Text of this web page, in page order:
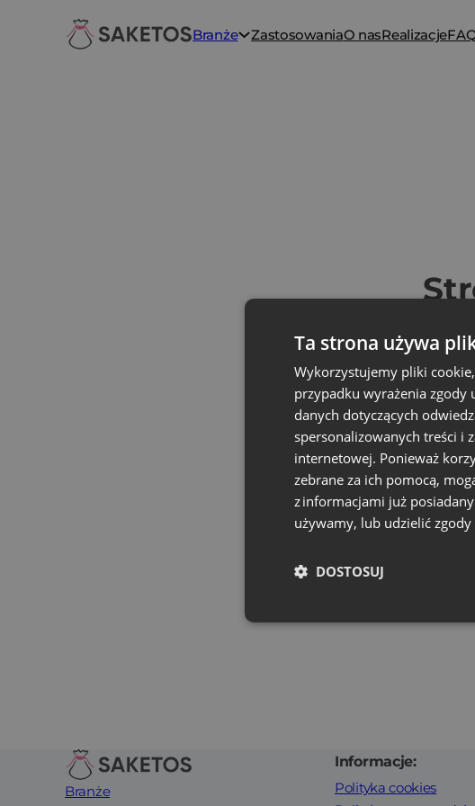
Branże ZastosowaniaO nasRealizacje
Branże
Informacje:
Polityka cookies
Ta strona używa
Wykorzystujemy pliki
przypadku wyrażenia zgody
danych dotyczących
spersonalizowanych treści i
internetowej. Ponieważ
zebrane za ich pomocą,
z informacjami już
używamy, lub udzielić zgody
DOSTOSUJ